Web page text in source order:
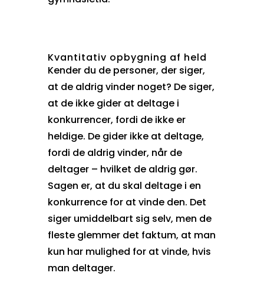
Kvantitativ opbygning af held
Kender du de personer, der siger,
at de aldrig vinder noget? De siger,
at de ikke gider at deltage i
konkurrencer, fordi de ikke er
heldige. De gider ikke at deltage,
fordi de aldrig vinder, når de
deltager – hvilket de aldrig gør.
Sagen er, at du skal deltage i en
konkurrence for at vinde den. Det
siger umiddelbart sig selv, men de
fleste glemmer det faktum, at man
kun har mulighed for at vinde, hvis
man deltager.